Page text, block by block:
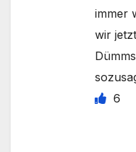
immer
wir
6